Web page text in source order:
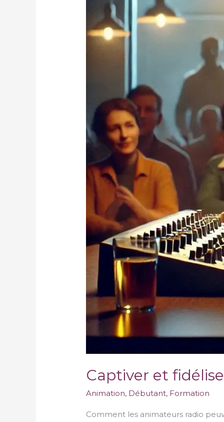
Captiver et
Animation, Débutant, Formation
Comment les animateurs radio